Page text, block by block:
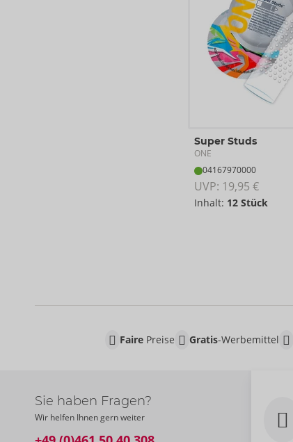
Super Studs
ONE
04167970000
UVP: 19,95 €
Inhalt: 12 Stück
FairePreise Gratis-Werbemittel
Sie haben Fragen?
Wir helfen Ihnen gern weiter